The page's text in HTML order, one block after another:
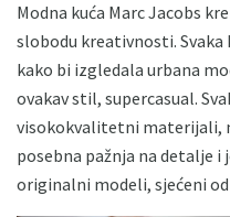
Modna kuća Marc Jacobs
slobodu kreativnosti.
kako bi izgledala urbana
ovakav stil, supercasual.
visokokvalitetni materijali,
posebna pažnja na detalje
originalni modeli, sjećeni